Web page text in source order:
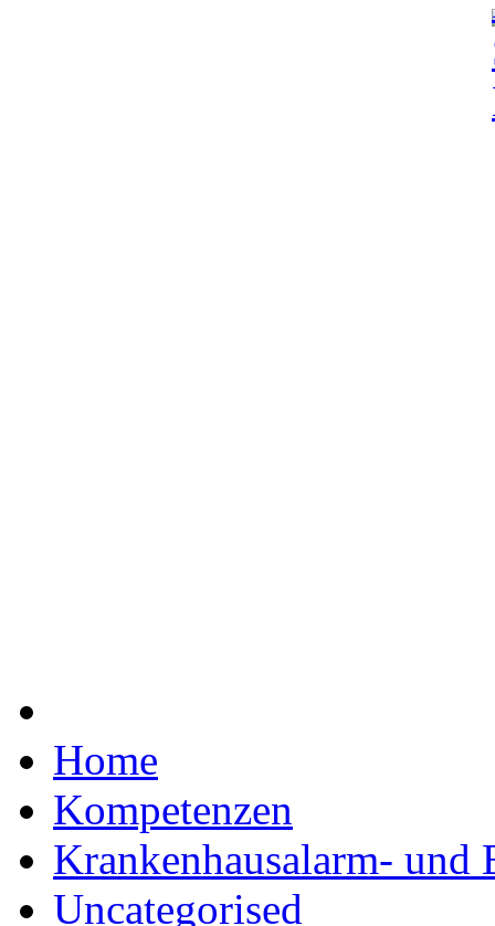
Home
Kompetenzen
Krankenhausalarm- und
Uncategorised